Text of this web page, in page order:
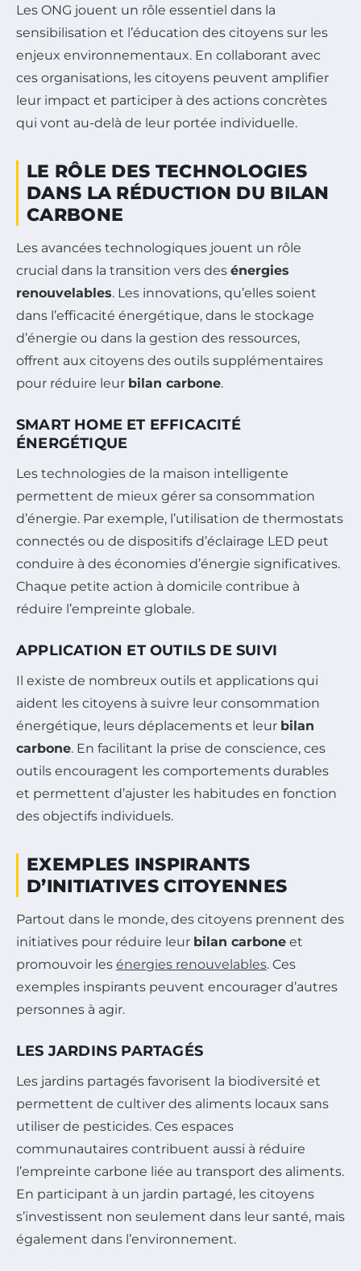
Les ONG jouent un rôle essentiel dans la
sensibilisation et l’éducation des citoyens sur les
enjeux environnementaux. En collaborant avec
ces organisations, les citoyens peuvent amplifier
leur impact et participer à des actions concrètes
qui vont au-delà de leur portée individuelle.
LE RÔLE DES TECHNOLOGIES
DANS LA RÉDUCTION DU BILAN
CARBONE
Les avancées technologiques jouent un rôle
crucial dans la transition vers des énergies
renouvelables. Les innovations, qu’elles soient
dans l’efficacité énergétique, dans le stockage
d’énergie ou dans la gestion des ressources,
offrent aux citoyens des outils supplémentaires
pour réduire leur bilan carbone.
SMART HOME ET EFFICACITÉ
ÉNERGÉTIQUE
Les technologies de la maison intelligente
permettent de mieux gérer sa consommation
d’énergie. Par exemple, l’utilisation de thermostats
connectés ou de dispositifs d’éclairage LED peut
conduire à des économies d’énergie significatives.
Chaque petite action à domicile contribue à
réduire l’empreinte globale.
APPLICATION ET OUTILS DE SUIVI
Il existe de nombreux outils et applications qui
aident les citoyens à suivre leur consommation
énergétique, leurs déplacements et leur bilan
carbone. En facilitant la prise de conscience, ces
outils encouragent les comportements durables
et permettent d’ajuster les habitudes en fonction
des objectifs individuels.
EXEMPLES INSPIRANTS
D’INITIATIVES CITOYENNES
Partout dans le monde, des citoyens prennent des
initiatives pour réduire leur bilan carbone et
promouvoir les énergies renouvelables. Ces
exemples inspirants peuvent encourager d’autres
personnes à agir.
LES JARDINS PARTAGÉS
Les jardins partagés favorisent la biodiversité et
permettent de cultiver des aliments locaux sans
utiliser de pesticides. Ces espaces
communautaires contribuent aussi à réduire
l’empreinte carbone liée au transport des aliments.
En participant à un jardin partagé, les citoyens
s’investissent non seulement dans leur santé, mais
également dans l’environnement.